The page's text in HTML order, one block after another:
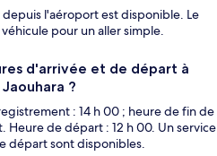
l'aéroport est disponible. Le
véhicule pour un aller simple.
d'arrivée et de départ à
?
: 14 h 00 ; heure de fin de
Heure de départ : 12 h 00. Un service
départ sont disponibles.